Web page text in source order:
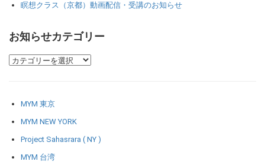
瞑想クラス（京都）動画配信・受講のお知らせ
お知らせカテゴリー
MYM 東京
MYM NEW YORK
Project Sahasrara ( NY )
MYM 台湾